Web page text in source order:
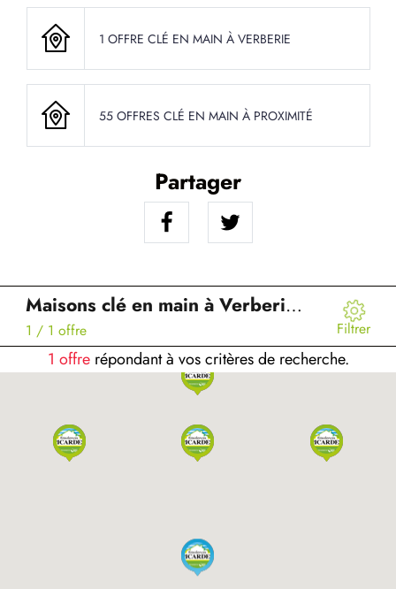
1 OFFRE CLÉ EN MAIN À VERBERIE
55 OFFRES CLÉ EN MAIN À PROXIMITÉ
Partager
Maisons clé en main à Verberie (60)
1 / 1 offre Filtrer
1 offre répondant à vos critères de recherche.